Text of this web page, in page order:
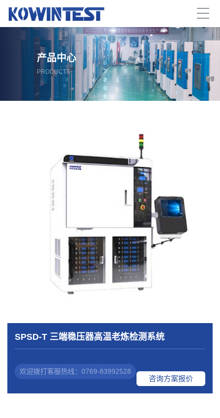
产品中心
PRODUCTS
SPSD-T 三端稳压器高温老炼检测系统
欢迎拨打客服热线：0769-83992528
咨询方案报价